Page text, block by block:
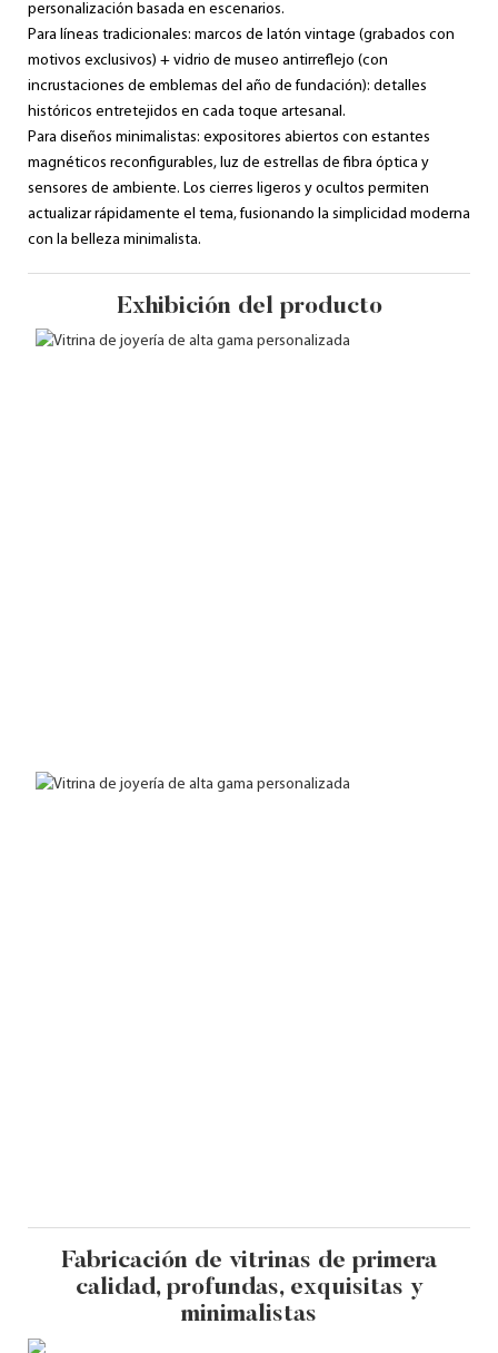
personalización basada en escenarios.
Para líneas tradicionales: marcos de latón vintage (grabados con
motivos exclusivos) + vidrio de museo antirreflejo (con
incrustaciones de emblemas del año de fundación): detalles
históricos entretejidos en cada toque artesanal.
Para diseños minimalistas: expositores abiertos con estantes
magnéticos reconfigurables, luz de estrellas de fibra óptica y
sensores de ambiente. Los cierres ligeros y ocultos permiten
actualizar rápidamente el tema, fusionando la simplicidad moderna
con la belleza minimalista.
Exhibición del producto
Fabricación de vitrinas de primera
calidad, profundas, exquisitas y
minimalistas